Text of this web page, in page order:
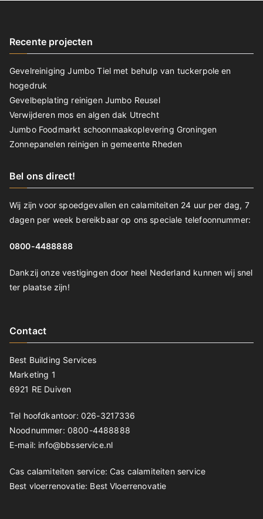
Recente projecten
Gevelreiniging Jumbo Tiel met behulp van tuckerpole en
hogedruk
Gevelbeplating reinigen Jumbo Reusel
Verwijderen mos en algen dak Utrecht
Jumbo Foodmarkt schoonmaakoplevering Groningen
Zonnepanelen reinigen in gemeente Rheden
Bel ons direct!
Wij zijn voor spoedgevallen en calamiteiten 24 uur per dag, 7
dagen per week bereikbaar op ons speciale telefoonnummer:
0800-4488888
Dankzij onze vestigingen door heel Nederland kunnen wij snel
ter plaatse zijn!
Contact
Best Building Services
Marketing 1
6921 RE Duiven
Tel hoofdkantoor: 026-3217336
Noodnummer: 0800-4488888
E-mail: info@bbsservice.nl
Cas calamiteiten service: Cas calamiteiten service
Best vloerrenovatie: Best Vloerrenovatie